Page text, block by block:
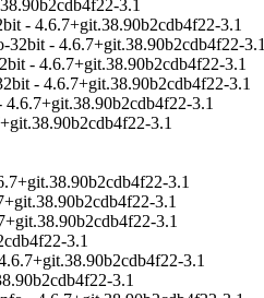
3.1
- 4.6.7+git.38.90b2cdb4f22-3.1
32bit - 4.6.7+git.38.90b2cdb4f22-3.1
- 4.6.7+git.38.90b2cdb4f22-3.1
- 4.6.7+git.38.90b2cdb4f22-3.1
4.6.7+git.38.90b2cdb4f22-3.1
3.1
3.1
3.1
3.1
3.1
3.1
3.1